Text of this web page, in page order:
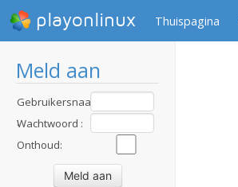
playonlinux Thuispagina
Meld aan
Gebruikersnaam
:Wachtwoord :
Onthoud: